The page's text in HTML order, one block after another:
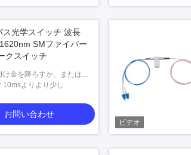
ス光学スイッチ 波長
SMファイバー
クスイッチ
け金を降ろすか、または掛
こと
10msよりより少し
お問い合わせ
ビデオ